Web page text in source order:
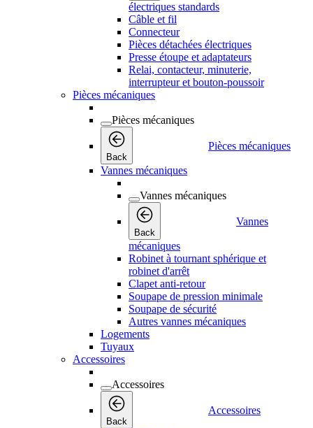
électriques standards
Câble et fil
Connecteur
Pièces détachées électriques
Presse étoupe et adaptateurs
Relai, contacteur, minuterie,
interrupteur et bouton-poussoir
Pièces mécaniques
Pièces mécaniques
Back
Pièces mécaniques
Vannes mécaniques
Vannes mécaniques
Back
Vannes
mécaniques
Robinet à tournant sphérique et
robinet d'arrêt
Clapet anti-retour
Soupape de pression minimale
Soupape de sécurité
Autres vannes mécaniques
Logements
Tuyaux
Accessoires
Accessoires
Back
Accessoires